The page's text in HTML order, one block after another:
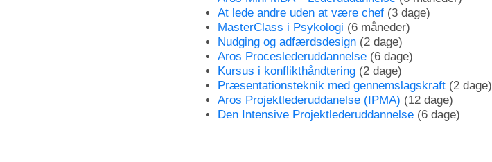
At lede andre uden at være chef (3 dage)
MasterClass i Psykologi (6 måneder)
Nudging og adfærdsdesign (2 dage)
Aros Proceslederuddannelse (6 dage)
Kursus i konflikthåndtering (2 dage)
Præsentationsteknik med gennemslagskraft (2 dage)
Aros Projektlederuddanelse (IPMA) (12 dage)
Den Intensive Projektlederuddannelse (6 dage)